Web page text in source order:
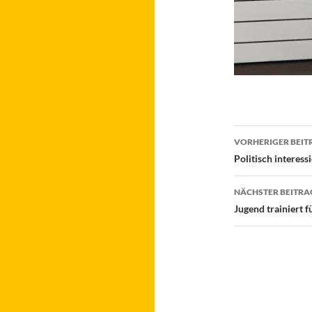
VORHERIGER
Politisch
NÄCHSTER
Jugend trainiert